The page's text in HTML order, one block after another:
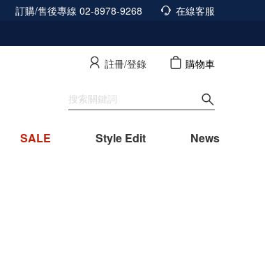
隱私政策已經更新，立即點擊查看
訂購/售後專線 02-8978-9268
在線客服
註冊/登錄 購物車
SALE Style Edit News